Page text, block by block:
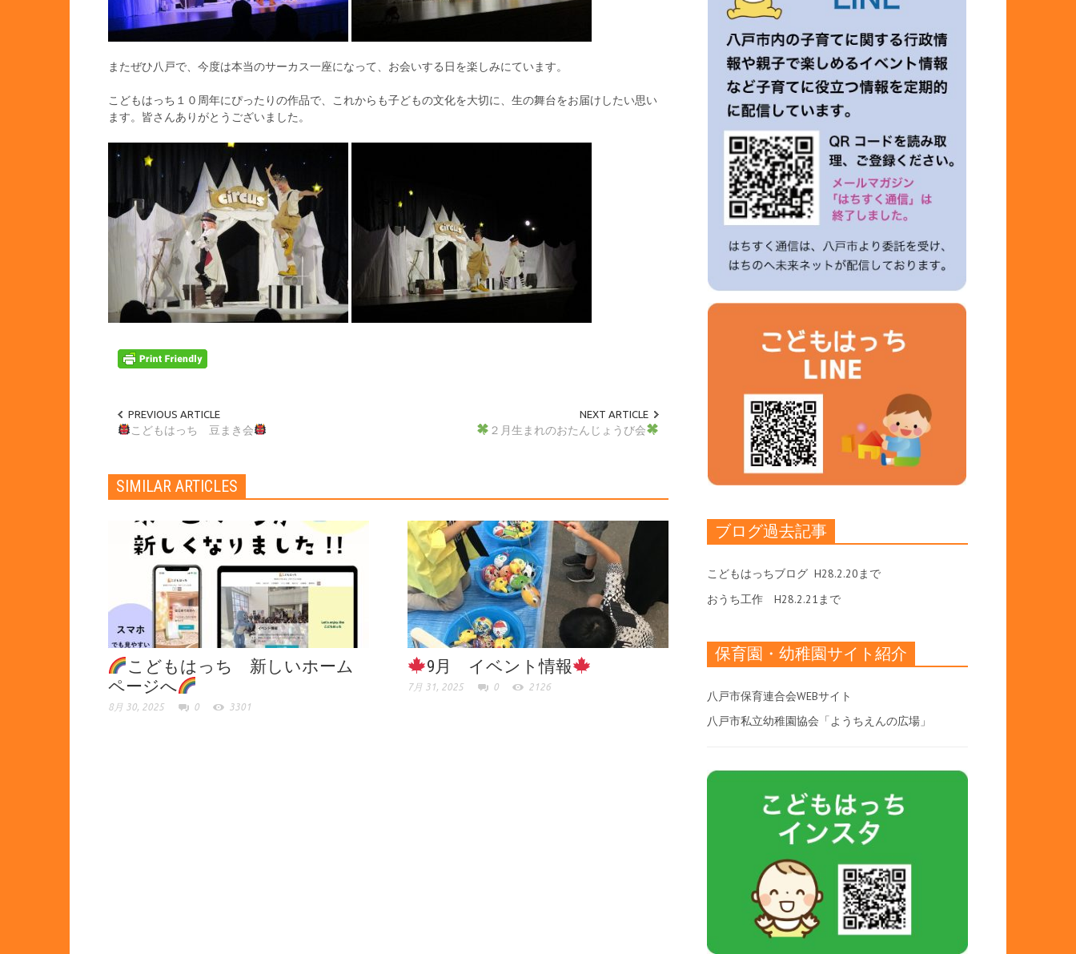
またぜひ八戸で、今度は本当のサーカス一座になって、お会いする日を楽しみにています。
こどもはっち１０周年にぴったりの作品で、これからも子どもの文化を大切に、生の舞台をお届けしたい思い
ます。皆さんありがとうございました。
PREVIOUS ARTICLE
こどもはっち 豆まき会
NEXT ARTICLE
２月生まれのおたんじょうび会
SIMILAR ARTICLES
こどもはっち 新しいホーム
ページへ
8月 30, 2025 0 3301
9月 イベント情報
7月 31, 2025 0 2126
ブログ過去記事
こどもはっちブログ H28.2.20まで
おうち工作 H28.2.21まで
保育園・幼稚園サイト紹介
八戸市保育連合会WEBサイト
八戸市私立幼稚園協会「ようちえんの広場」